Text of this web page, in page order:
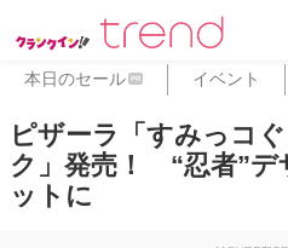
本日のセール PR イベント
ピザーラ「すみっコ
ク」発売！ “忍者”デ
ットに